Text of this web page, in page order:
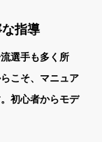
指導
選手も多く所
こそ、マニュア
初心者からモデ